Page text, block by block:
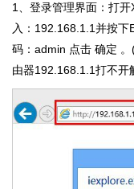
1、登录管理界面：打
入：192.168.1.1并按
码：admin 点击 确定
由器192.168.1.1打不开